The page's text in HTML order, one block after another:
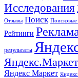
Исследования
Отзывы Поиск
Рейтинги Реклама
результаты
Яндекс.Маркет
Яндекс Маркет